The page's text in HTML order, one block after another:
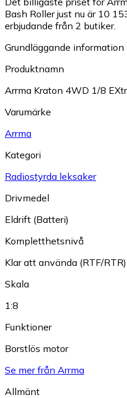
Bash Roller just nu är 10
erbjudande från 2 butiker.
Grundläggande information
Produktnamn
Arrma Kraton 4WD 1/8
Varumärke
Arrma
Kategori
Radiostyrda leksaker
Drivmedel
Eldrift (Batteri)
Kompletthetsnivå
Klar att använda (RTF/RTR)
Skala
1:8
Funktioner
Borstlös motor
Se mer från Arrma
Allmänt